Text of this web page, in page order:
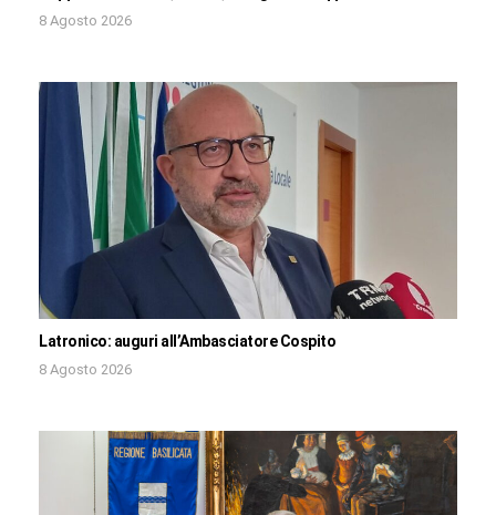
8 Agosto 2026
Latronico: auguri all’Ambasciatore Cospito
8 Agosto 2026